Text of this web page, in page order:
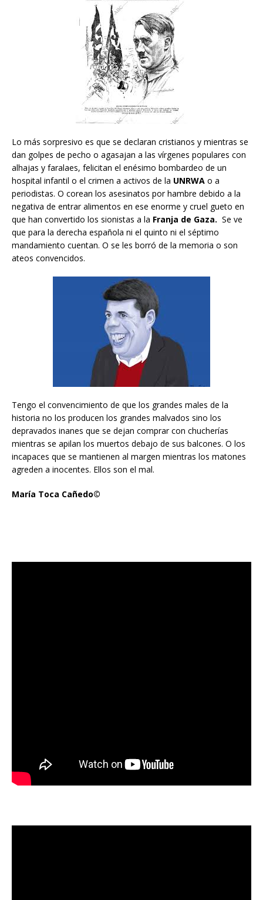
Lo más sorpresivo es que se declaran cristianos y mientras se
dan golpes de pecho o agasajan a las vírgenes populares con
alhajas y faralaes, felicitan el enésimo bombardeo de un
hospital infantil o el crimen a activos de la UNRWA o a
periodistas. O corean los asesinatos por hambre debido a la
negativa de entrar alimentos en ese enorme y cruel gueto en
que han convertido los sionistas a la Franja de Gaza. Se ve
que para la derecha española ni el quinto ni el séptimo
mandamiento cuentan. O se les borró de la memoria o son
ateos convencidos.
Tengo el convencimiento de que los grandes males de la
historia no los producen los grandes malvados sino los
depravados inanes que se dejan comprar con chucherías
mientras se apilan los muertos debajo de sus balcones. O los
incapaces que se mantienen al margen mientras los matones
agreden a inocentes. Ellos son el mal.
María Toca Cañedo©